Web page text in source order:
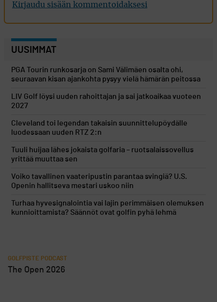
Kirjaudu sisään kommentoidaksesi
UUSIMMAT
PGA Tourin runkosarja on Sami Välimäen osalta ohi,
seuraavan kisan ajankohta pysyy vielä hämärän peitossa
LIV Golf löysi uuden rahoittajan ja sai jatkoaikaa vuoteen
2027
Cleveland toi legendan takaisin suunnittelupöydälle
luodessaan uuden RTZ 2:n
Tuuli huijaa lähes jokaista golfaria – ruotsalaissovellus
yrittää muuttaa sen
Voiko tavallinen vaateripustin parantaa svingiä? U.S.
Openin hallitseva mestari uskoo niin
Turhaa hyvesignalointia vai lajin perimmäisen olemuksen
kunnioittamista? Säännöt ovat golfin pyhä lehmä
GOLFPISTE PODCAST
The Open 2026